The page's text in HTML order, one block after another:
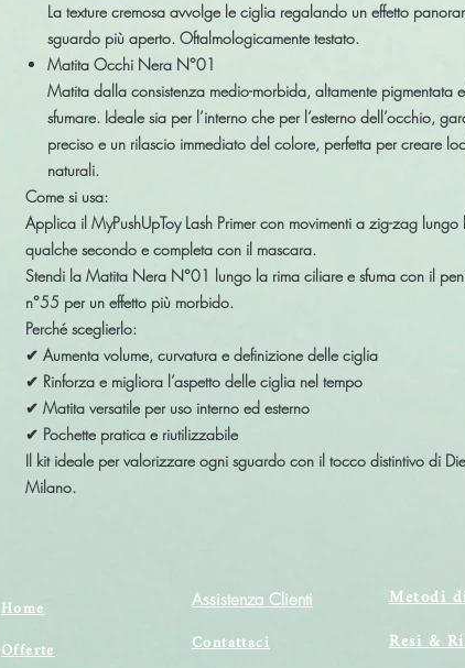
La texture cremosa avvolge le ciglia regalando un effetto
sguardo più aperto. Oftalmologicamente testato.
Matita Occhi Nera N°01
Matita dalla consistenza medio-morbida, altamente pigmentata
sfumare. Ideale sia per l’interno che per l’esterno dell’occhio,
preciso e un rilascio immediato del colore, perfetta per creare
naturali.
Come si usa:
Applica il MyPushUpToy Lash Primer con movimenti a zig-zag
qualche secondo e completa con il mascara.
Stendi la Matita Nera N°01 lungo la rima ciliare e sfuma con il
n°55 per un effetto più morbido.
Perché sceglierlo:
✔ Aumenta volume, curvatura e definizione delle ciglia
✔ Rinforza e migliora l’aspetto delle ciglia nel tempo
✔ Matita versatile per uso interno ed esterno
✔ Pochette pratica e riutilizzabile
Il kit ideale per valorizzare ogni sguardo con il tocco distintivo di
Milano.
Home
Offerte
Assistenza Clienti
Contattaci
Metodi
Resi &